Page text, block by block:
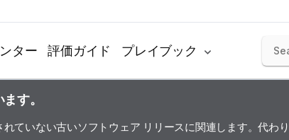
ター 評価ガイド プレイブック
す。
ていない古いソフトウェア リリースに関連します。代わり